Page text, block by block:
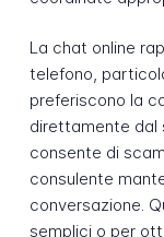
La chat online
telefono,
preferiscono la
direttamente dal
consente di
consulente
conversazione.
semplici o per